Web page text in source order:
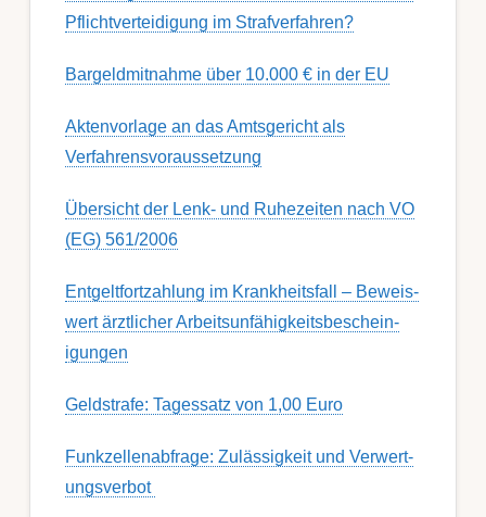
Pflicht­ver­teidig­ung im Strafverfahren?
Bargeldmitnahme über 10.000 € in der EU
Aktenvorlage an das Amtsgericht als
Verfahrensvoraussetzung
Übersicht der Lenk- und Ruhezeiten nach VO
(EG) 561/2006
Ent­gelt­fort­zahl­ung im Krank­heits­fall – Be­weis­
wert ärzt­lich­er Ar­beits­un­fähig­keits­be­schein­
igung­en
Geldstrafe: Tagessatz von 1,00 Euro
Funk­zell­en­ab­fra­ge: Zu­lässig­keit und Ver­wert­
ungs­ver­bot